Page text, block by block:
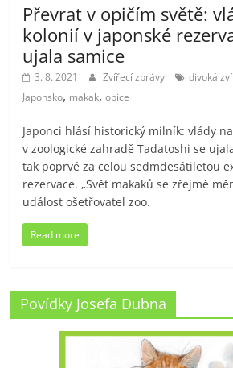
Převrat v opičím světě:
kolonií v japonské
ujala samice
3. 8. 2021 Zvířecí zprávy divoká
Japonsko, makak,opice
Japonci hlásí historický milník: vlády
v zoologické zahradě Tadatoshi se
tak poprvé za celou sedmdesátiletou
rezervace. „Svět makaků se zřejmě
událost ošetřovatel zoo.
Read more
Povídky Josefa Dubna